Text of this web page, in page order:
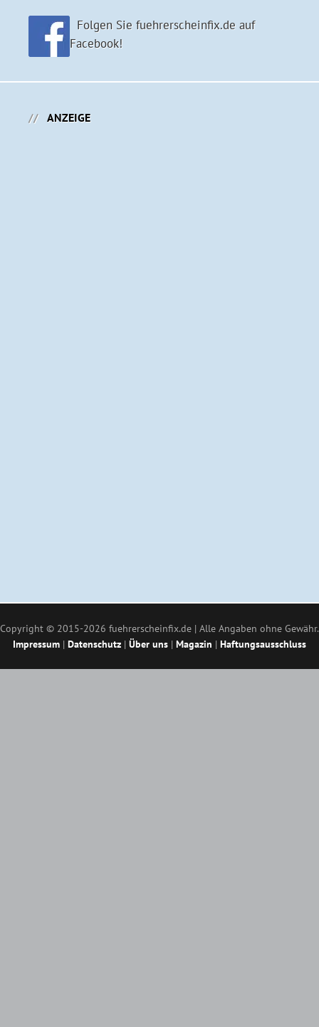
Folgen Sie fuehrerscheinfix.de auf
Facebook!
ANZEIGE
Copyright © 2015-2026 fuehrerscheinfix.de | Alle Angaben ohne Gewähr.
Impressum | Datenschutz | Über uns | Magazin | Haftungsausschluss